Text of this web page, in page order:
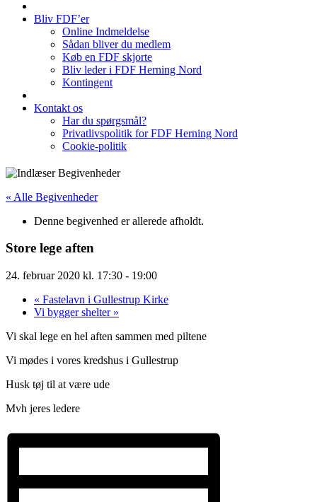
Bliv FDF’er
Online Indmeldelse
Sådan bliver du medlem
Køb en FDF skjorte
Bliv leder i FDF Herning Nord
Kontingent
Kontakt os
Har du spørgsmål?
Privatlivspolitik for FDF Herning Nord
Cookie-politik
« Alle Begivenheder
Denne begivenhed er allerede afholdt.
Store lege aften
24. februar 2020 kl. 17:30 - 19:00
« Fastelavn i Gullestrup Kirke
Vi bygger shelter »
Vi skal lege en hel aften sammen med piltene
Vi mødes i vores kredshus i Gullestrup
Husk tøj til at være ude
Mvh jeres ledere